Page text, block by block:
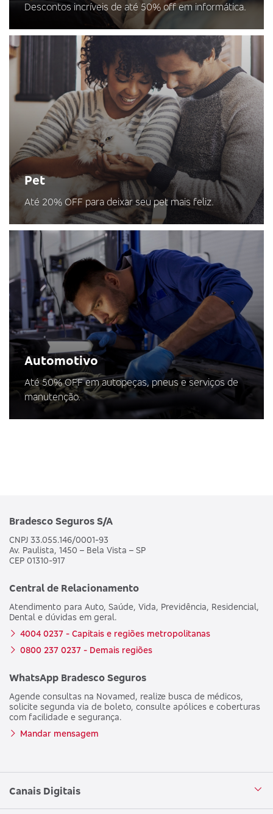
Descontos incríveis de até 50% off em informática.
Pet
Até 20% OFF para deixar seu pet mais feliz.
Automotivo
Até 50% OFF em autopeças, pneus e serviços de
manutenção.
Bradesco Seguros S/A
CNPJ 33.055.146/0001-93
Av. Paulista, 1450 – Bela Vista – SP
CEP 01310-917
Central de Relacionamento
Atendimento para Auto, Saúde, Vida, Previdência, Residencial,
Dental e dúvidas em geral.
4004 0237 - Capitais e regiões metropolitanas
0800 237 0237 - Demais regiões
WhatsApp Bradesco Seguros
Agende consultas na Novamed, realize busca de médicos,
solicite segunda via de boleto, consulte apólices e coberturas
com facilidade e segurança.
Mandar mensagem
Canais Digitais